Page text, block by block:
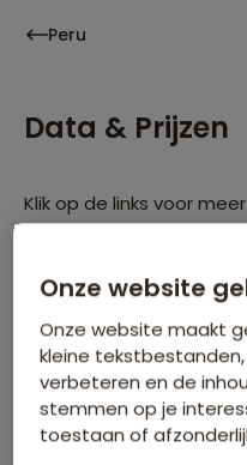
Peru
Data & Prijzen
Klik op de links voor
Bijkomende kosten
Tijdelijk €75
Onze website
Onze website maakt
kleine
verbeteren en de
stemmen op je
toestaan of